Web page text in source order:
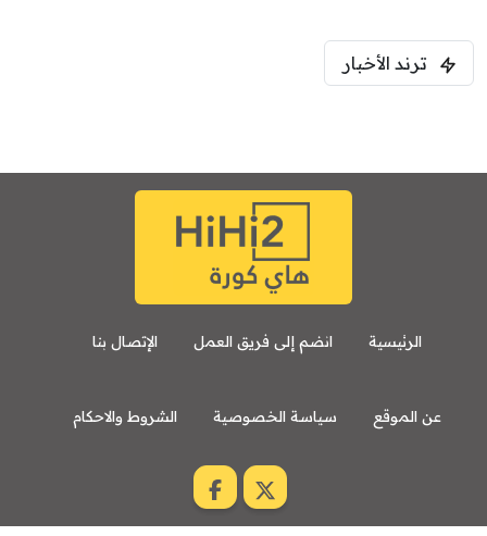
ترند الأخبار
الرئيسية انضم إلى فريق العمل الإتصال بنا
عن الموقع سياسة الخصوصية الشروط والاحكام